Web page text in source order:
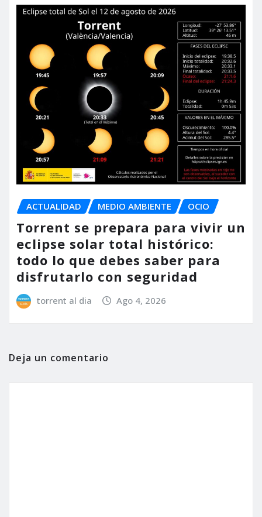
ACTUALIDAD MEDIO AMBIENTE OCIO
Torrent se prepara para vivir un
eclipse solar total histórico:
todo lo que debes saber para
disfrutarlo con seguridad
torrent al dia Ago 4, 2026
Deja un comentario